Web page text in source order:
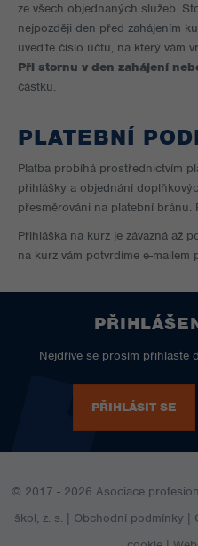
ze všech objednaných služeb.
nejpozději den před zahájením
uveďte číslo účtu, na který vám
Při stornu v den zahájení
částku.
PLATEBNÍ
Platba probíhá prostřednictvím
přihlášky a objednání
přesměrováni na platební bránu.
Přihláška na kurz je závazná až
na kurz vám potvrdíme e-mailem
Nejdříve se prosím přihlaste
PŘIHLÁSIT SE
© 2017 - 2026 Asociace
škol, z. s. | Obchodní podmínky |